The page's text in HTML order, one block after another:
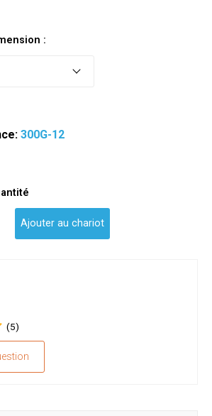
:
300G-12
Ajouter au chariot
(5)